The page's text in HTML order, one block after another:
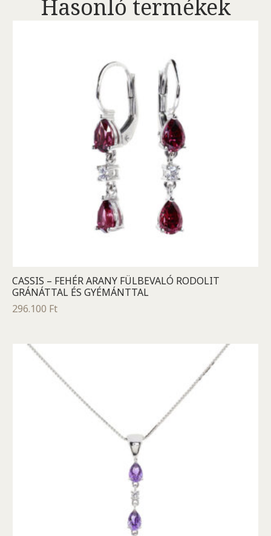
Hasonló termékek
CASSIS – FEHÉR ARANY FÜLBEVALÓ RODOLIT
GRÁNÁTTAL ÉS GYÉMÁNTTAL
296.100 Ft